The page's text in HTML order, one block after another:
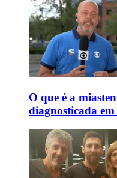
O que é a
diagnosticada